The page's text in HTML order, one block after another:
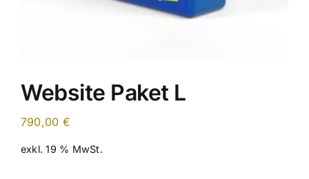
Website Paket L
790,00 €
exkl. 19 % MwSt.